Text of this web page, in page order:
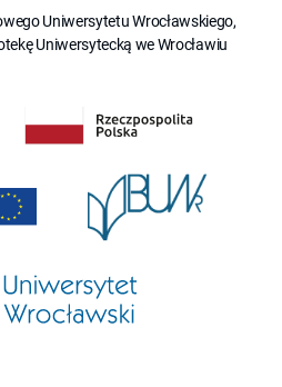
Uniwersytetu Wrocławskiego,
Uniwersytecką we Wrocławiu